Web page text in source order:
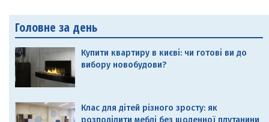
Головне за день
Купити квартиру в києві: чи готові ви до
вибору новобудови?
Клас для дітей різного зросту: як
розподілити меблі без щоденної плутанини